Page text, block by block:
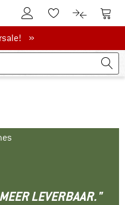
De klantenaccount
Naar deNaar de
»
LEVERBAAR."